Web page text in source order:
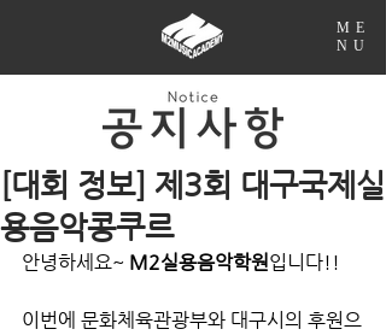
ME
NU
[대회 정보] 제3회 대구국제실
용음악콩쿠르
안녕하세요~ M2실용음악학원입니다!!
이번에 문화체육관광부와 대구시의 후원으